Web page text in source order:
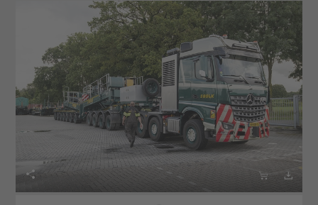
  